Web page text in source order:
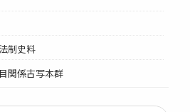
制史料
関係古写本群